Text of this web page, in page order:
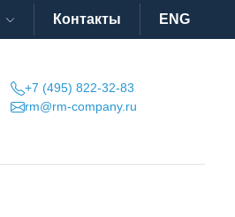
Контакты ENG
+7 (495) 822-32-83
rm@rm-company.ru